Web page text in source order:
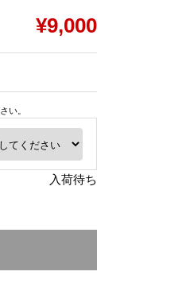
¥9,000
い。
入荷待ち